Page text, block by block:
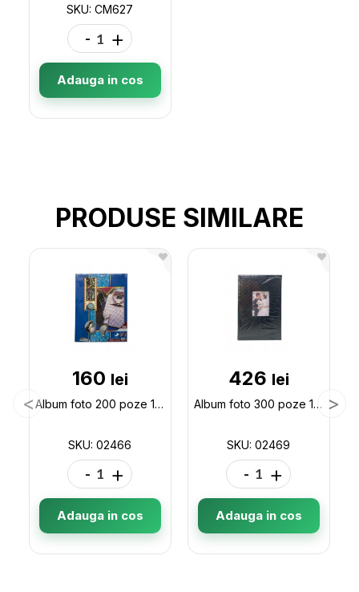
SKU: CM627
- +
Adauga in cos
PRODUSE SIMILARE
160 lei
Album foto 200 poze 10*15cm in cutie 02466
SKU: 02466
- +
Adauga in cos
426 lei
Album foto 300 poze 10*15cm de Nunta 02469
SKU: 02469
- +
Adauga in cos